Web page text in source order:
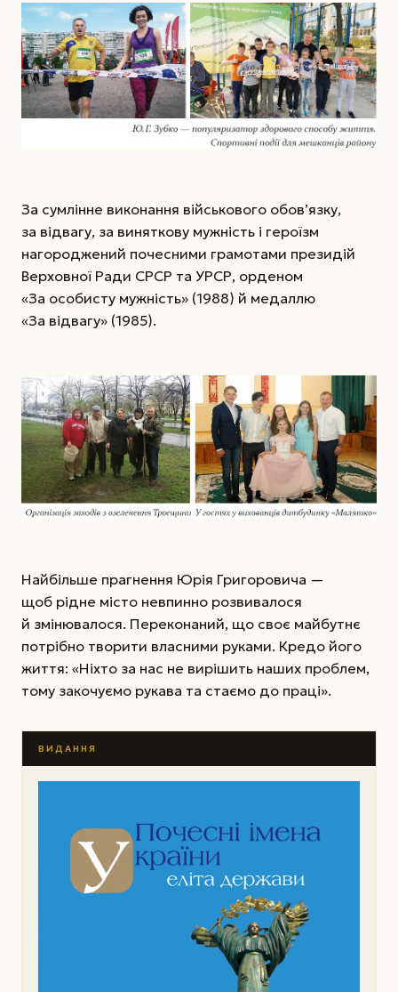
За сумлінне виконання військового обов’язку,
за відвагу, за виняткову мужність і героїзм
нагороджений почесними грамотами президій
Верховної Ради СРСР та УРСР, орденом
«За особисту мужність» (1988) й медаллю
«За відвагу» (1985).
Найбільше прагнення Юрія Григоровича —
щоб рідне місто невпинно розвивалося
й змінювалося. Переконаний, що своє майбутнє
потрібно творити власними руками. Кредо його
життя: «Ніхто за нас не вирішить наших проблем,
тому закочуємо рукава та стаємо до праці».
ВИДАННЯ